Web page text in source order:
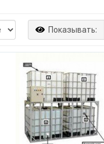
Показывать: